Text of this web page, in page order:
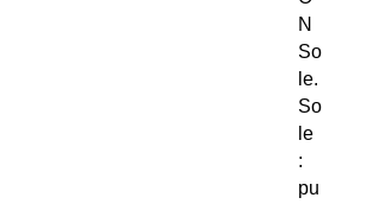
N
So
le.
So
le
:
pu